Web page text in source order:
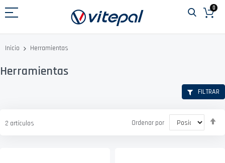
al
0
Inicio Herramientas
Herramientas
2 artículos Ordenar por
FILTRAR